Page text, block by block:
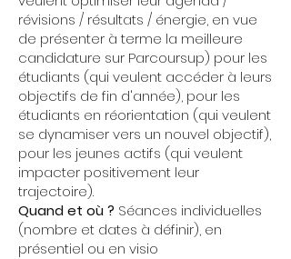
révisions / résultats / énergie, en vue
de présenter à terme la meilleure
candidature sur Parcoursup) pour les
étudiants (qui veulent accéder à leurs
objectifs de fin d'année), pour les
étudiants en réorientation (qui veulent
se dynamiser vers un nouvel objectif),
pour les jeunes actifs (qui veulent
impacter positivement leur
trajectoire).
Quand et où ? Séances individuelles
(nombre et dates à définir), en
présentiel ou en visio